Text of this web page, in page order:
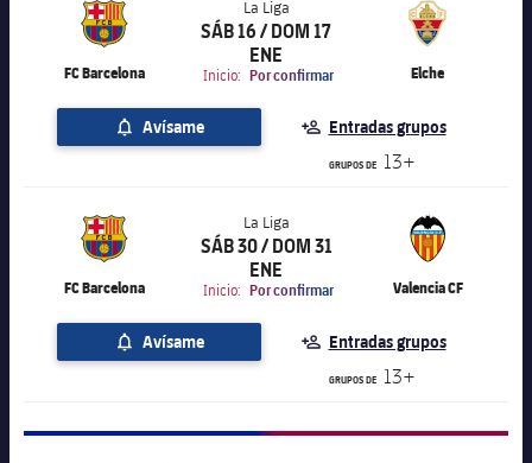
FC Barcelona
La Liga
La Liga
SÁB 16 / DOM 17
ENE
Inicio: Por confirmar Elche
label.aria.chevronright
Avísame Entradas grupos
GRUPOS DE 13+
FC Barcelona
La Liga
La Liga
SÁB 30 / DOM 31
ENE
Inicio: Por confirmar Valencia CF
label.aria.chevronright
Avísame Entradas grupos
GRUPOS DE 13+